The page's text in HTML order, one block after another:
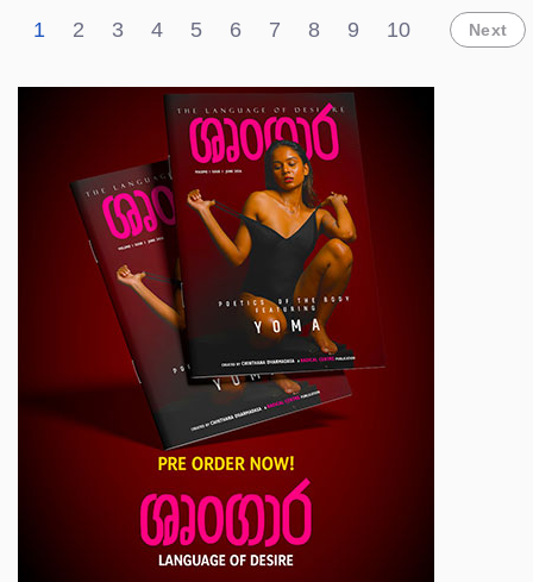
1 2 3 4 5 6 7 8 9 10 Next